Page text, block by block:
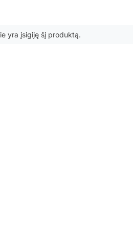
yra įsigiję šį produktą.